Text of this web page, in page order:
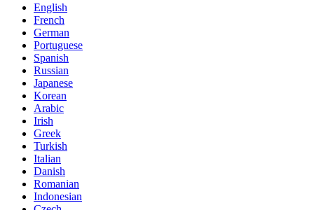
English
French
German
Portuguese
Spanish
Russian
Japanese
Korean
Arabic
Irish
Greek
Turkish
Italian
Danish
Romanian
Indonesian